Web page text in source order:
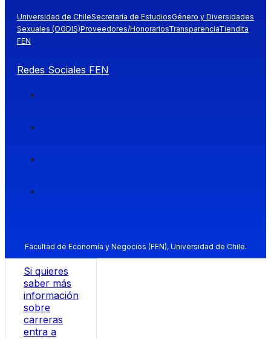
Universidad de ChileSecretaría de EstudiosGénero y Diversidades
Sexuales (OGDIS)Proveedores/HonorariosTransparenciaTiendita
FEN
Redes Sociales FEN
Facultad de Economía y Negocios (FEN), Universidad de Chile.
Si quieres
saber más
información
sobre
carreras
entra a